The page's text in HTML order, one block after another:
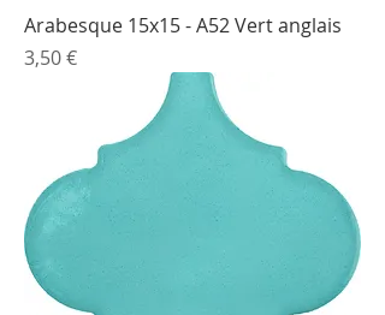
Arabesque 15x15 - A52 Vert anglais
Prix
3,50 €